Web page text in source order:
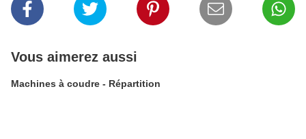
Vous aimerez aussi
Machines à coudre - Répartition